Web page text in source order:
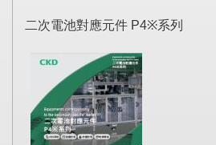
二次電池對應元件 P4※系列